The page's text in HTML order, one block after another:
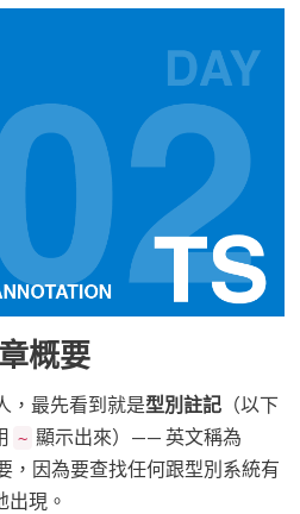
概要
，最先看到就是型別註記 （以下
~ 顯示出來）—— 英文稱為
，因為要查找任何跟型別系統有
出現。